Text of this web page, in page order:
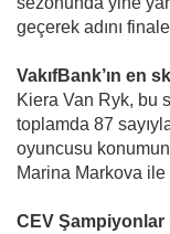
geçerek adını
VakıfBank’ın en
Kiera Van Ryk, bu
toplamda 87
oyuncusu
Marina Markova
CEV Şampiyonlar